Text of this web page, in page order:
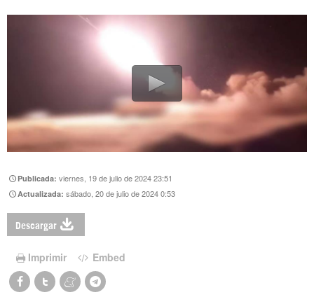
Instagram como: hispan_tv
Publicada:viernes, 19 de julio de 2024 23:51
Actualizada:sábado, 20 de julio de 2024 0:53
Descargar
Imprimir Embed